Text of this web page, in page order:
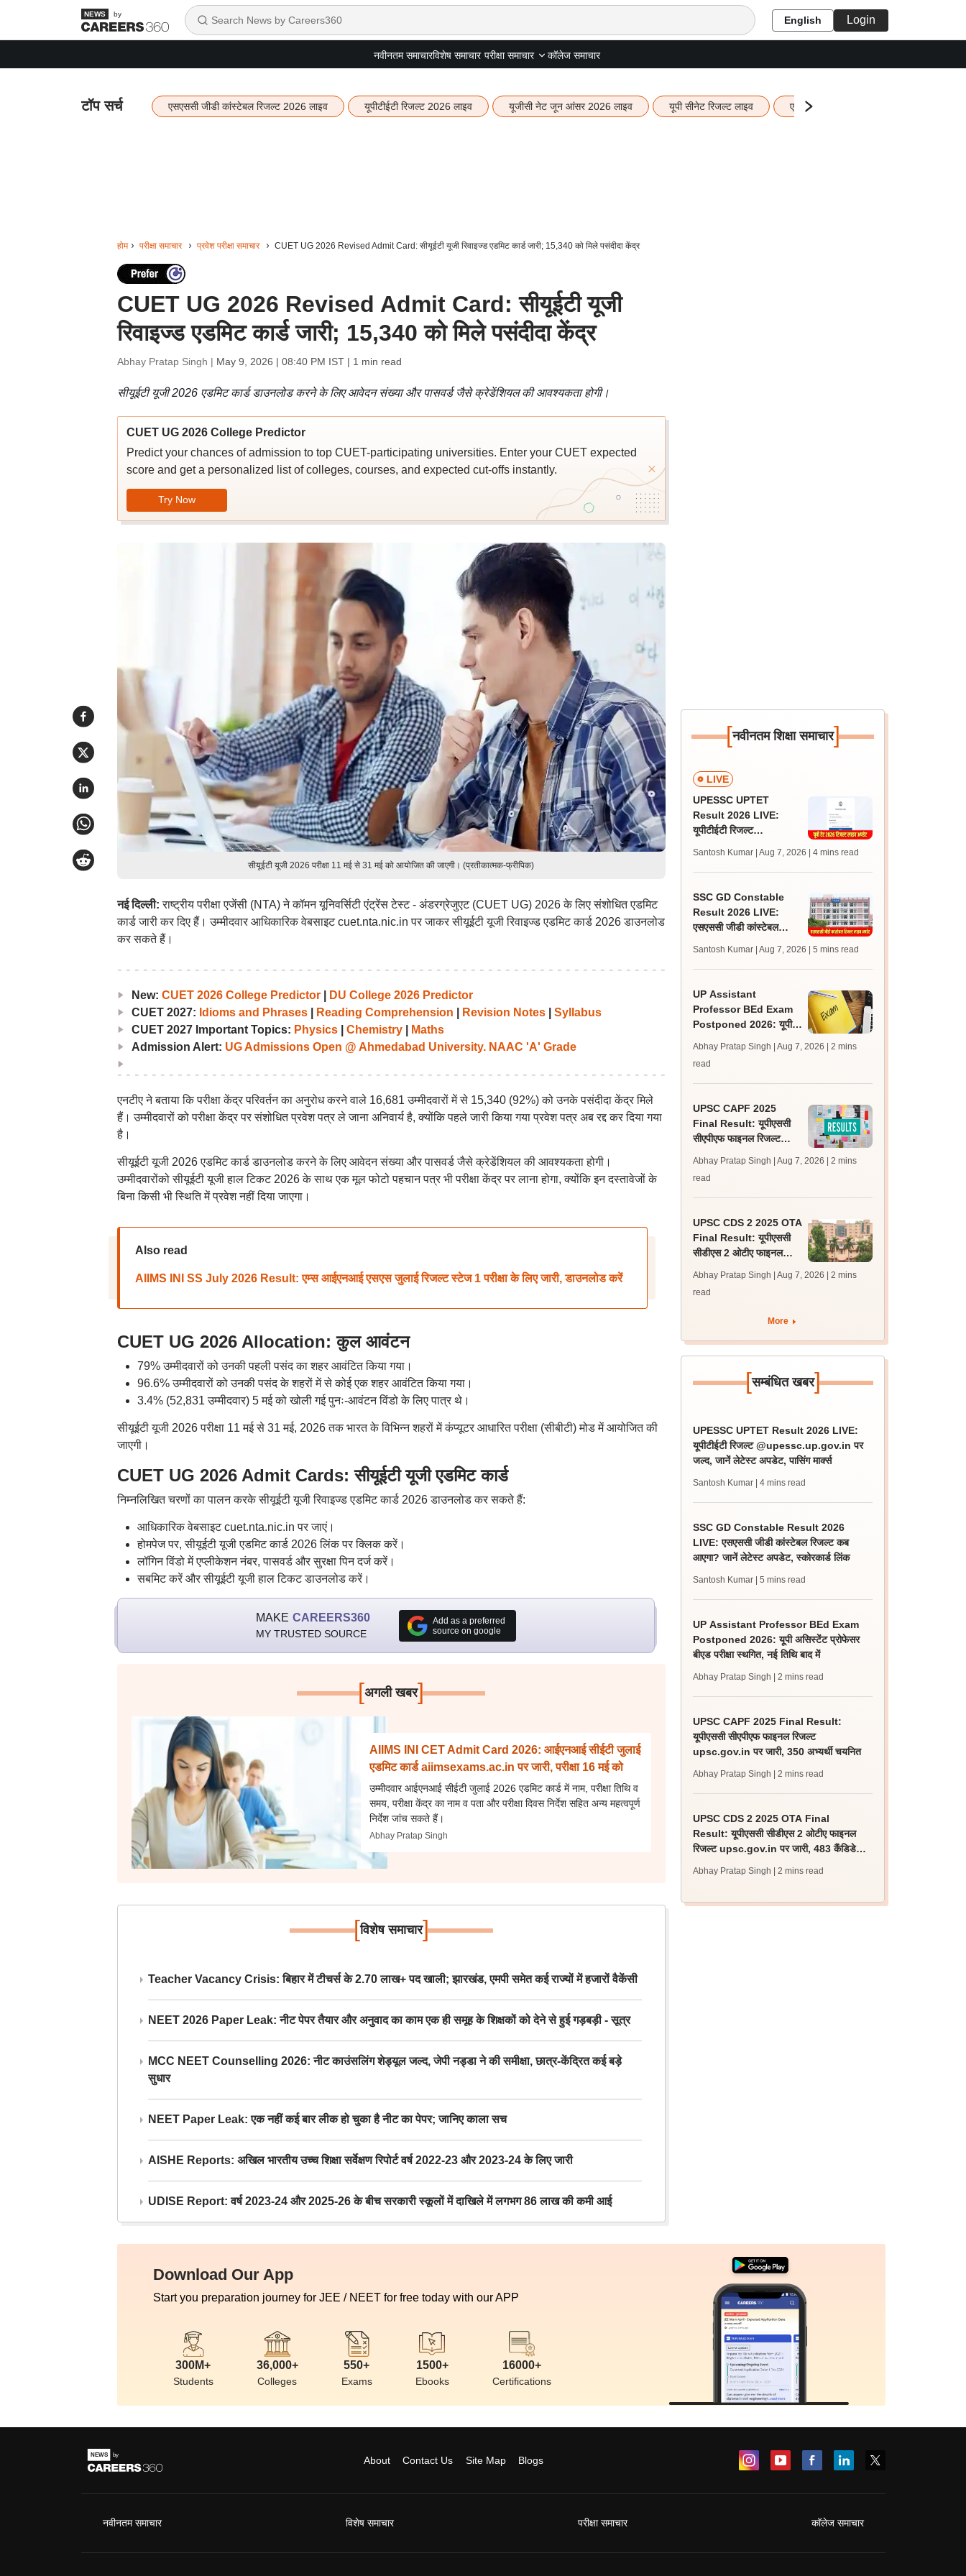
by English Login
नवीनतम समाचारविशेष समाचार परीक्षा समाचार कॉलेज समाचार
टॉप सर्च एसएससी जीडी कांस्टेबल रिजल्ट 2026 लाइव यूपीटीईटी रिजल्ट 2026 लाइव यूजीसी नेट जून आंसर 2026 लाइव यूपी सीनेट रिजल्ट लाइव एचबीएसई 12वीं का रिजल्ट लाइव
होम परीक्षा समाचार प्रवेश परीक्षा समाचार CUET UG 2026 Revised Admit Card: सीयूईटी यूजी रिवाइज्ड एडमिट कार्ड जारी; 15,340 को मिले पसंदीदा केंद्र
CUET UG 2026 Revised Admit Card: सीयूईटी यूजी
रिवाइज्ड एडमिट कार्ड जारी; 15,340 को मिले पसंदीदा केंद्र
Abhay Pratap Singh | May 9, 2026 | 08:40 PM IST| 1 min read
सीयूईटी यूजी 2026 एडमिट कार्ड डाउनलोड करने के लिए आवेदन संख्या और पासवर्ड जैसे क्रेडेंशियल की आवश्यकता होगी।
CUET UG 2026 College Predictor
Predict your chances of admission to top CUET-participating universities. Enter your CUET expected
score and get a personalized list of colleges, courses, and expected cut-offs instantly.
Try Now
सीयूईटी यूजी 2026 परीक्षा 11 मई से 31 मई को आयोजित की जाएगी। (प्रतीकात्मक-फ्रीपिक)
नई दिल्ली:राष्ट्रीय परीक्षा एजेंसी (NTA) ने कॉमन यूनिवर्सिटी एंट्रेंस टेस्ट - अंडरग्रेजुएट (CUET UG) 2026 के लिए संशोधित एडमिट
कार्ड जारी कर दिए हैं। उम्मीदवार आधिकारिक वेबसाइट cuet.nta.nic.in पर जाकर सीयूईटी यूजी रिवाइज्ड एडमिट कार्ड 2026 डाउनलोड
कर सकते हैं।
New: CUET 2026 College Predictor|
DU College 2026 Predictor
CUET 2027: Idioms and Phrases| Reading Comprehension Revision Notes| Syllabus
CUET 2027 Important Topics: Physics| Chemistry|
Maths
Admission Alert: UG Admissions Open @ Ahmedabad University. NAAC 'A' Grade
एनटीए ने बताया कि परीक्षा केंद्र परिवर्तन का अनुरोध करने वाले 16,681 उम्मीदवारों में से 15,340 (92%) को उनके पसंदीदा केंद्र मिले
हैं। उम्मीदवारों को परीक्षा केंद्र पर संशोधित प्रवेश पत्र ले जाना अनिवार्य है, क्योंकि पहले जारी किया गया प्रवेश पत्र अब रद्द कर दिया गया
है।
सीयूईटी यूजी 2026 एडमिट कार्ड डाउनलोड करने के लिए आवेदन संख्या और पासवर्ड जैसे क्रेडेंशियल की आवश्यकता होगी।
उम्मीदवारोंको सीयूईटी यूजी हाल टिकट 2026 के साथ एक मूल फोटो पहचान पत्र भी परीक्षा केंद्र पर लाना होगा, क्योंकि इन दस्तावेजों के
बिना किसी भी स्थिति में प्रवेश नहीं दिया जाएगा।
Also read
AIIMS INI SS July 2026 Result: एम्स आईएनआई एसएस जुलाई रिजल्ट स्टेज 1 परीक्षा के लिए जारी, डाउनलोड करें
CUET UG 2026 Allocation: कुल आवंटन
79% उम्मीदवारों को उनकी पहली पसंद का शहर आवंटित किया गया।
96.6% उम्मीदवारों को उनकी पसंद के शहरों में से कोई एक शहर आवंटित किया गया।
3.4% (52,831 उम्मीदवार) 5 मई को खोली गई पुनः-आवंटन विंडो के लिए पात्र थे।
सीयूईटी यूजी 2026 परीक्षा 11 मई से 31 मई, 2026 तक भारत के विभिन्न शहरों में कंप्यूटर आधारित परीक्षा (सीबीटी) मोड में आयोजित की
जाएगी।
CUET UG 2026 Admit Cards: सीयूईटी यूजी एडमिट कार्ड
निम्नलिखित चरणों का पालन करके सीयूईटी यूजी रिवाइज्ड एडमिट कार्ड 2026 डाउनलोड कर सकते हैं:
आधिकारिक वेबसाइट cuet.nta.nic.in पर जाएं।
होमपेज पर, सीयूईटी यूजी एडमिट कार्ड 2026 लिंक पर क्लिक करें।
लॉगिन विंडो में एप्लीकेशन नंबर, पासवर्ड और सुरक्षा पिन दर्ज करें।
सबमिट करें और सीयूईटी यूजी हाल टिकट डाउनलोड करें।
MAKE CAREERS360
MY TRUSTED SOURCE
Add as a preferred
source on google
[अगली खबर]
AIIMS INI CET Admit Card 2026: आईएनआई सीईटी जुलाई
एडमिट कार्ड aiimsexams.ac.in पर जारी, परीक्षा 16 मई को
उम्मीदवार आईएनआई सीईटी जुलाई 2026 एडमिट कार्ड में नाम, परीक्षा तिथि व
समय, परीक्षा केंद्र का नाम व पता और परीक्षा दिवस निर्देश सहित अन्य महत्वपूर्ण
निर्देश जांच सकते हैं।
Abhay Pratap Singh
[विशेष समाचार]
Teacher Vacancy Crisis: बिहार में टीचर्स के 2.70 लाख+ पद खाली; झारखंड, एमपी समेत कई राज्यों में हजारों वैकेंसी
NEET 2026 Paper Leak: नीट पेपर तैयार और अनुवाद का काम एक ही समूह के शिक्षकों को देने से हुई गड़बड़ी - सूत्र
MCC NEET Counselling 2026: नीट काउंसलिंग शेड्यूल जल्द, जेपी नड्डा ने की समीक्षा, छात्र-केंद्रित कई बड़े
सुधार
NEET Paper Leak: एक नहीं कई बार लीक हो चुका है नीट का पेपर; जानिए काला सच
AISHE Reports: अखिल भारतीय उच्च शिक्षा सर्वेक्षण रिपोर्ट वर्ष 2022-23 और 2023-24 के लिए जारी
UDISE Report: वर्ष 2023-24 और 2025-26 के बीच सरकारी स्कूलों में दाखिले में लगभग 86 लाख की कमी आई
[नवीनतम शिक्षा समाचार]
LIVE
UPESSC UPTET
Result 2026 LIVE:
यूपीटीईटी रिजल्ट
जल्द, जानें लेटेस्ट अपडेट,
पासिंग मार्क्स
Santosh Kumar | Aug 7, 2026 | 4 mins read
SSC GD Constable
Result 2026 LIVE:
एसएससी जीडी कांस्टेबल
लेटेस्ट अपडेट, स्कोरकार्ड लिंक
Santosh Kumar | Aug 7, 2026 | 5 mins read
UP Assistant
Professor BEd Exam
Postponed 2026: यूपी
स्थगित, नई तिथि बाद में
Abhay Pratap Singh | Aug 7, 2026
| 2 mins
read
UPSC CAPF 2025
Final Result: यूपीएससी
सीएपीएफ फाइनल रिजल्ट
350 अभ्यर्थी चयनित
Abhay Pratap Singh | Aug 7, 2026
| 2 mins
read
UPSC CDS 2 2025 OTA
Final Result: यूपीएससी
सीडीएस 2 ओटीए फाइनल
जारी, 483 कैंडिडेट चयनित
Abhay Pratap Singh | Aug 7, 2026
| 2 mins
read
More
[सम्बंधित खबर]
UPESSC UPTET Result 2026 LIVE:
यूपीटीईटी रिजल्ट @upessc.up.gov.in पर
जल्द, जानें लेटेस्ट अपडेट, पासिंग मार्क्स
Santosh Kumar | 4 mins read
SSC GD Constable Result 2026
LIVE: एसएससी जीडी कांस्टेबल रिजल्ट कब
आएगा? जानें लेटेस्ट अपडेट, स्कोरकार्ड लिंक
Santosh Kumar | 5 mins read
UP Assistant Professor BEd Exam
Postponed 2026: यूपी असिस्टेंट प्रोफेसर
बीएड परीक्षा स्थगित, नई तिथि बाद में
Abhay Pratap Singh | 2 mins read
UPSC CAPF 2025 Final Result:
यूपीएससी सीएपीएफ फाइनल रिजल्ट
upsc.gov.in पर जारी, 350 अभ्यर्थी चयनित
Abhay Pratap Singh | 2 mins read
UPSC CDS 2 2025 OTA Final
Result: यूपीएससी सीडीएस 2 ओटीए फाइनल
रिजल्ट upsc.gov.in पर जारी, 483 कैंडिडेट
Abhay Pratap Singh | 2 mins read
Download Our App
Start you preparation journey for JEE / NEET for free today with our APP
300M+
Students
36,000+
Colleges
550+
Exams
1500+
Ebooks
16000+
Certifications
About Contact Us Site Map Blogs
नवीनतम समाचार विशेष समाचार परीक्षा समाचार कॉलेज समाचार